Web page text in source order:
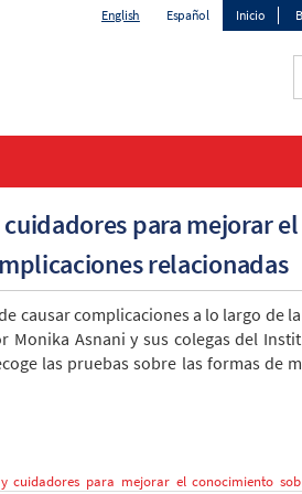
English Español Inicio
para mejorar
relacionadas
complicaciones a lo largo de
Asnani y sus colegas del
las pruebas sobre las formas de
y cuidadores para mejorar el conocimiento